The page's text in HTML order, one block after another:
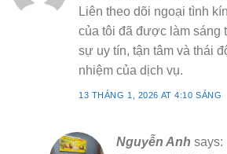
Liên theo dõi ngoại tình
của tôi đã được làm sáng
sự uy tín, tận tâm và thái
nhiệm của dịch vụ.
13 THÁNG 1, 2026 AT 4:10 SÁNG
Nguyễn Anh says: